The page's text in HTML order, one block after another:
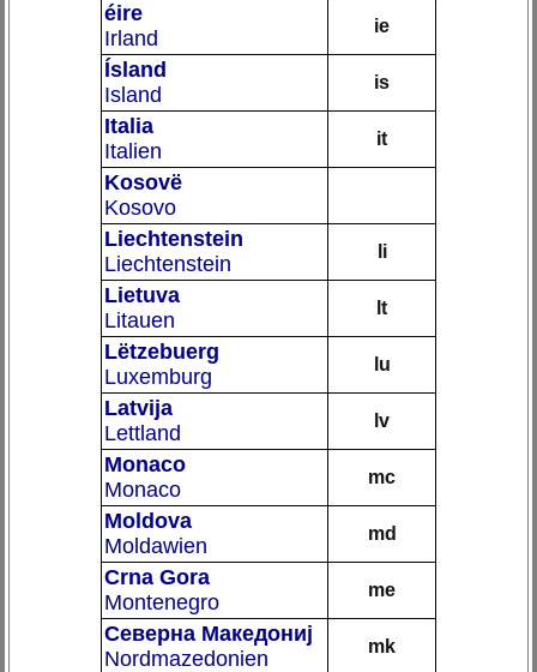
éire
Irland
ie
Ísland
Island
is
Italia
Italien
it
Kosovë
Kosovo
Liechtenstein
Liechtenstein
li
Lietuva
Litauen
lt
Lëtzebuerg
Luxemburg
lu
Latvija
Lettland
lv
Monaco
Monaco
mc
Moldova
Moldawien
md
Crna Gora
Montenegro
me
Северна Македониј
Nordmazedonien
mk